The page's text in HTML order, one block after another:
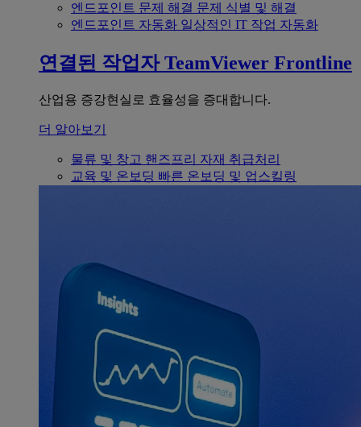
엔드포인트 문제 해결 문제 식별 및 해결
엔드포인트 자동화 일상적인 IT 작업 자동화
연결된 작업자 TeamViewer Frontline
산업용 증강현실로 효율성을 증대합니다.
더 알아보기
물류 및 창고 핸즈프리 자재 취급처리
교육 및 온보딩 빠른 온보딩 및 업스킬링